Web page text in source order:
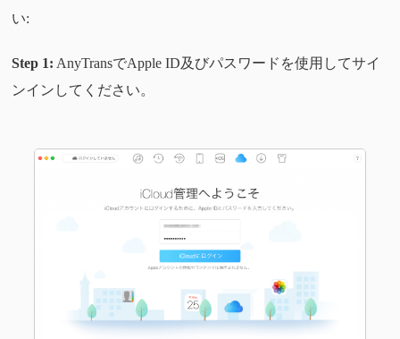
い:
Step 1: AnyTransでApple ID及びパスワードを使用してサイ
ンインしてください。